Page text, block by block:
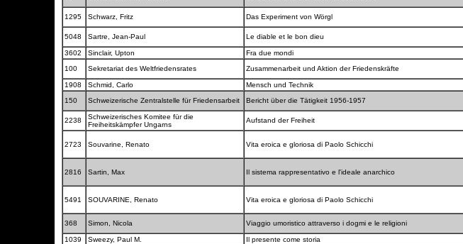
1295
Schwarz, Fritz Das Experiment von Wörgl
5048 Sartre, Jean-Paul Le diable et le bon dieu
3602
Sinclair, Upton Fra due mondi
100
Sekretariat des Weltfriedensrates Zusammenarbeit und Aktion der Friedenskräfte
1908 Schmid, Carlo Mensch und Technik
150
Schweizerische Zentralstelle für Friedensarbeit Bericht über die Tätigkeit 1956-1957
2238
Schweizerisches Komitee für die
Freiheitskämpfer Ungarns
Aufstand der Freiheit
2723 Souvarine, Renato Vita eroica e gloriosa di Paolo Schicchi
2816 Sartin, Max Il sistema rappresentativo e l'ideale anarchico
5491 SOUVARINE, Renato Vita eroica e gloriosa di Paolo Schicchi
368
Simon, Nicola Viaggio umoristico attraverso i dogmi e le religioni
1039 Sweezy, Paul M. Il presente come storia